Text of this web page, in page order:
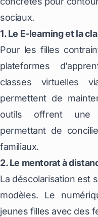
sociaux.
1. Le E-learning et la
Pour les filles
plateformes
classes virtuelles
permettent de
outils offrent une
permettant de
familiaux.
2. Le mentorat à
La déscolarisation est
modèles. Le
jeunes filles avec des